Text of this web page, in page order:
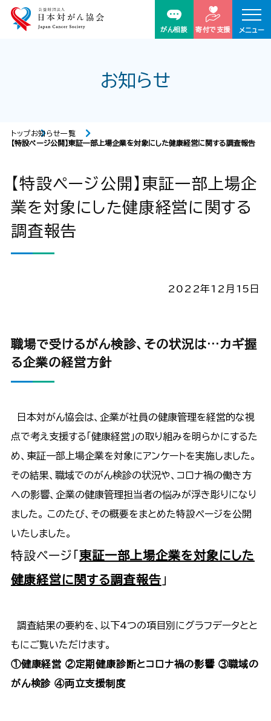
がん相談 寄付で支援 メニュー
お知らせ
トップお知らせ一覧
【特設ページ公開】東証一部上場企業を対象にした健康経営に関する調査報告
【特設ページ公開】東証一部上場企
業を対象にした健康経営に関する
調査報告
2022年12月15日
職場で受けるがん検診、その状況は…カギ握
る企業の経営方針
日本対がん協会は、企業が社員の健康管理を経営的な視
点で考え支援する「健康経営」の取り組みを明らかにするた
め、東証一部上場企業を対象にアンケートを実施しました。
その結果、職域でのがん検診の状況や、コロナ禍の働き方
への影響、企業の健康管理担当者の悩みが浮き彫りになり
ました。 このたび、その概要をまとめた特設ページを公開
いたしました。
特設ページ「東証一部上場企業を対象にした
健康経営に関する調査報告 」
調査結果の要約を、以下4つの項目別にグラフデータとと
もにご覧いただけます。
①健康経営 ②定期健康診断とコロナ禍の影響 ③職域の
がん検診 ④両立支援制度